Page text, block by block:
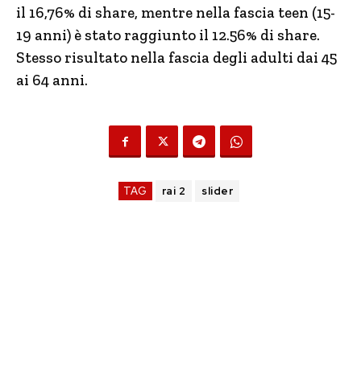
il 16,76% di share, mentre nella fascia teen (15-
19 anni) è stato raggiunto il 12.56% di share.
Stesso risultato nella fascia degli adulti dai 45
ai 64 anni.
TAG rai 2 slider